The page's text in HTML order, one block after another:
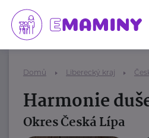
Domů Liberecký kraj
Harmonie
Okres Česká Lípa